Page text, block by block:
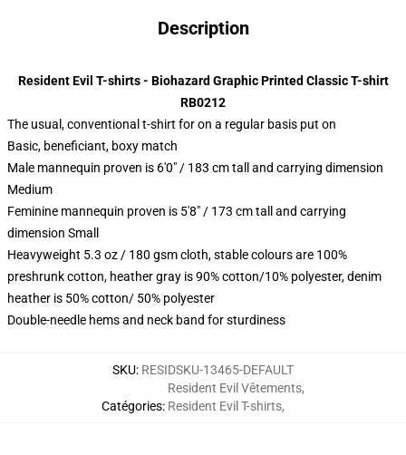
Description
Resident Evil T-shirts - Biohazard Graphic Printed Classic T-shirt
RB0212
The usual, conventional t-shirt for on a regular basis put on
Basic, beneficiant, boxy match
Male mannequin proven is 6'0" / 183 cm tall and carrying dimension
Medium
Feminine mannequin proven is 5'8" / 173 cm tall and carrying
dimension Small
Heavyweight 5.3 oz / 180 gsm cloth, stable colours are 100%
preshrunk cotton, heather gray is 90% cotton/10% polyester, denim
heather is 50% cotton/ 50% polyester
Double-needle hems and neck band for sturdiness
SKU: RESIDSKU-13465-DEFAULT
Catégories:
Resident Evil Vêtements,
Resident Evil T-shirts,